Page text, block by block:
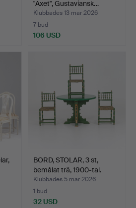
"Axet", Gustaviansk…
Klubbades 13 mar 2026
7 bud
106 USD
BORD, STOLAR, 3 st,
bemålat trä, 1900-tal.
Klubbades 5 mar 2026
1 bud
32 USD